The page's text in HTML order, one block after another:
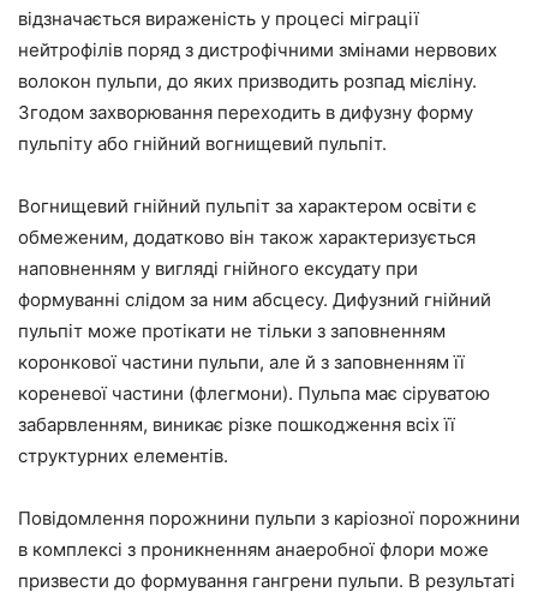
відзначається вираженість у процесі міграції
нейтрофілів поряд з дистрофічними змінами нервових
волокон пульпи, до яких призводить розпад мієліну.
Згодом захворювання переходить в дифузну форму
пульпіту або гнійний вогнищевий пульпіт.
Вогнищевий гнійний пульпіт за характером освіти є
обмеженим, додатково він також характеризується
наповненням у вигляді гнійного ексудату при
формуванні слідом за ним абсцесу. Дифузний гнійний
пульпіт може протікати не тільки з заповненням
коронкової частини пульпи, але й з заповненням її
кореневої частини (флегмони). Пульпа має сіруватою
забарвленням, виникає різке пошкодження всіх її
структурних елементів.
Повідомлення порожнини пульпи з каріозної порожнини
в комплексі з проникненням анаеробної флори може
призвести до формування гангрени пульпи. В результаті